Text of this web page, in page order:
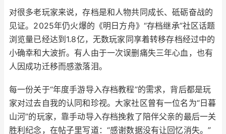
对很多老玩家来说，存档是和人物共同成长、砥砺奋战的
见证。2025年仍火爆的《明日方舟》“存档继承”社区话题
浏览量已经达到1.8亿，无数玩家同享着转移存档经过中的
小确幸和大波折。有人由于一次误删痛失三年心血，也有
人因成功迁移而感激落泪。
每一份关于“年度手游导入存档教程”的需求，背后都是玩
家对过去自我的认同和珍视。大家社区曾有一位名为“日暮
山河”的玩家，靠手动导入存档挽救了陪伴父亲的最后一关
胜利纪念，在帖子里写道：“感谢数据没有让回忆消失。”